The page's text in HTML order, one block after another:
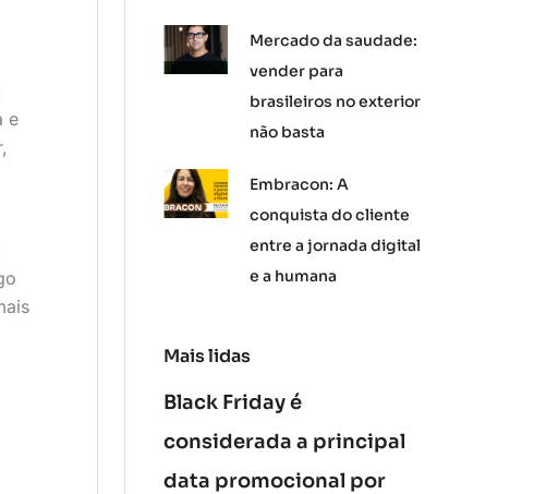
e
Mercado da saudade:
vender para
brasileiros no exterior
não basta
Embracon: A
conquista do cliente
entre a jornada digital
e a humana
Mais lidas
Black Friday é
considerada a principal
data promocional por